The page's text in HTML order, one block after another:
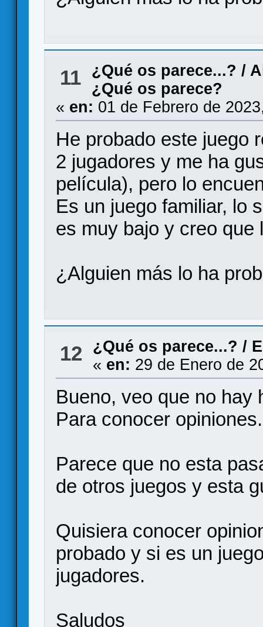
11 ¿Qué os parece...? /
¿Qué os parece?
« en: 01 de Febrero de
He probado este juego
2 jugadores y me ha
película), pero lo
Es un juego familiar, lo
es muy bajo y creo que
¿Alguien más lo ha
12 ¿Qué os parece...? /
« en: 29 de Enero de
Bueno, veo que no hay
Para conocer opiniones.
Parece que no esta
de otros juegos y esta
Quisiera conocer
probado y si es un
jugadores.
Saludos